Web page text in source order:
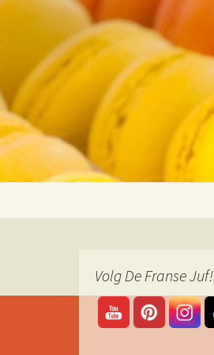
Volg De Franse Juf!